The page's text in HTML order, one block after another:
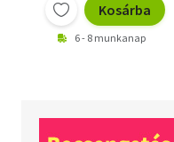
Kosárba
6 - 8 munkanap